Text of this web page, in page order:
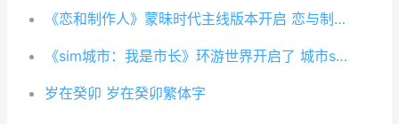
《恋和制作人》蒙昧时代主线版本开启 恋与制作人动漫百度百科
《sim城市：我是市长》环游世界开启了 城市sim平台
岁在癸卯 岁在癸卯繁体字